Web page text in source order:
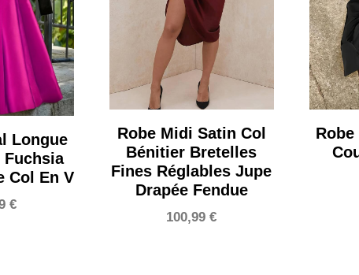
Longue
Fuchsia
Col En V
€
Robe Midi Satin Col
Bénitier Bretelles
Fines Réglables Jupe
Drapée Fendue
100,99€